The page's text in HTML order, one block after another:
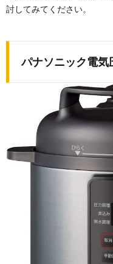
討してみてください。
パナソニック電気